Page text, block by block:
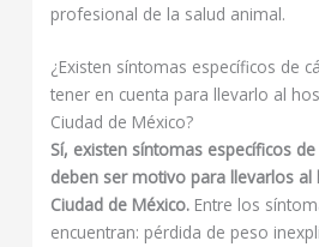
profesional de la salud animal.
¿Existen síntomas específicos de
tener en cuenta para llevarlo al
Ciudad de México?
Sí, existen síntomas específicos
deben ser motivo para llevarlos
Ciudad de México. Entre los
encuentran: pérdida de peso